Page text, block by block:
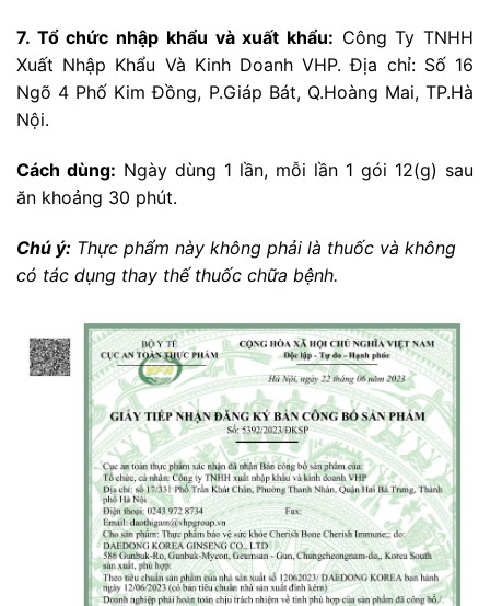
7. Tổ chức nhập khẩu và xuất khẩu: Công Ty TNHH
Xuất Nhập Khẩu Và Kinh Doanh VHP. Địa chỉ: Số 16
Ngõ 4 Phố Kim Đồng, P.Giáp Bát, Q.Hoàng Mai, TP.Hà
Nội.
Cách dùng: Ngày dùng 1 lần, mỗi lần 1 gói 12(g) sau
ăn khoảng 30 phút.
Chú ý: Thực phẩm này không phải là thuốc và không
có tác dụng thay thế thuốc chữa bệnh.